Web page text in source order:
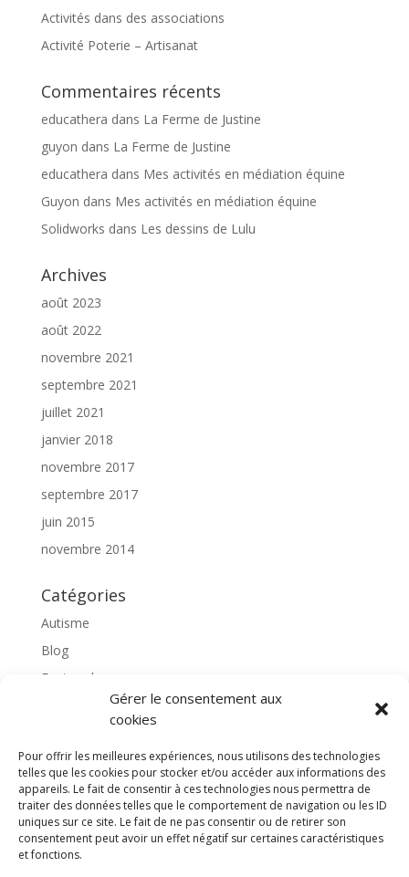
Gérer le consentement aux
cookies
Pour offrir les meilleures expériences, nous utilisons des technologies
telles que les cookies pour stocker et/ou accéder aux informations des
appareils. Le fait de consentir à ces technologies nous permettra de
traiter des données telles que le comportement de navigation ou les ID
uniques sur ce site. Le fait de ne pas consentir ou de retirer son
consentement peut avoir un effet négatif sur certaines caractéristiques
et fonctions.
Activités dans des associations
Activité Poterie – Artisanat
Commentaires récents
educathera dans La Ferme de Justine
guyon dans La Ferme de Justine
educathera dans Mes activités en médiation équine
Guyon dans Mes activités en médiation équine
Solidworks dans Les dessins de Lulu
Archives
août 2023
août 2022
novembre 2021
septembre 2021
juillet 2021
janvier 2018
novembre 2017
septembre 2017
juin 2015
novembre 2014
Catégories
Autisme
Blog
Featured
l'apprentissage scolaire
Non classé
partenaires
Poterie
rassemblons nos expériences